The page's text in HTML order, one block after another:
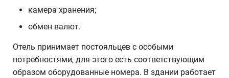
камера хранения;
обмен валют.
Отель принимает постояльцев с особыми
потребностями, для этого есть соответствующим
образом оборудованные номера. В здании работает